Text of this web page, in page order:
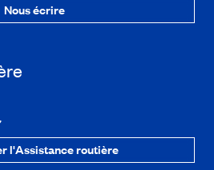
Nous écrire
l'Assistance routière